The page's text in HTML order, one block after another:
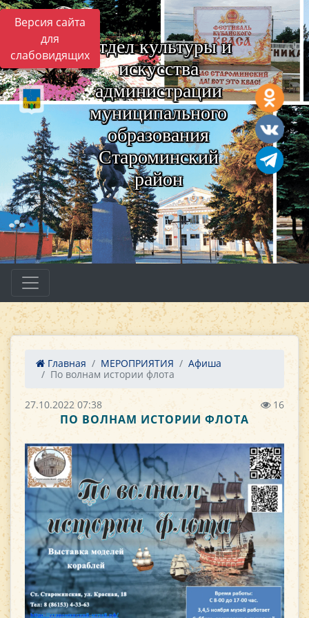
Версия сайта
для
слабовидящих Отдел культуры и
искусства
администрации
муниципального
образования
Староминский
район
Главная МЕРОПРИЯТИЯ
Афиша
По волнам истории флота
27.10.2022 07:38 16
ПО ВОЛНАМ ИСТОРИИ ФЛОТА